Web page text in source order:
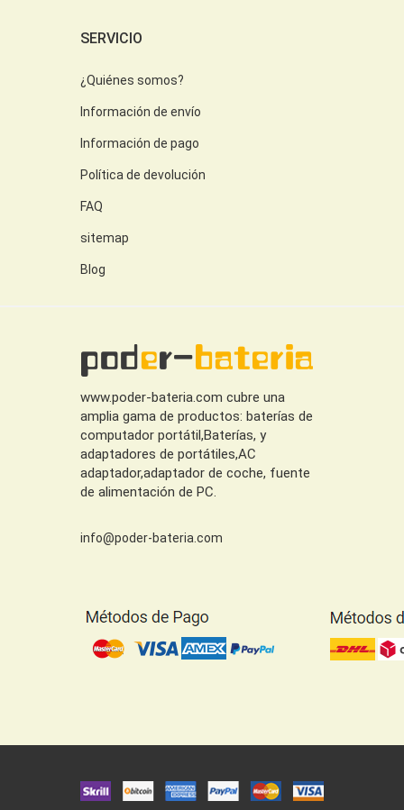
SERVICIO
¿Quiénes somos?
Información de envío
Información de pago
Política de devolución
FAQ
sitemap
Blog
www.poder-bateria.com cubre una
amplia gama de productos: baterías de
computador portátil,Baterías, y
adaptadores de portátiles,AC
adaptador,adaptador de coche, fuente
de alimentación de PC.
info@poder-bateria.com